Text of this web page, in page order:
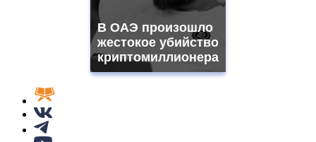
В ОАЭ произошло
жестокое убийство
криптомиллионера